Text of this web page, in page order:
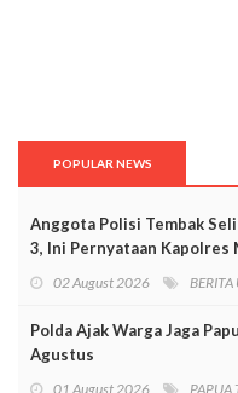
POPULAR NEWS
Anggota Polisi Tembak
3, Ini Pernyataan Kapolres
02 August 2026
Polda Ajak Warga Jaga
Agustus
01 August 2026 PAPUA